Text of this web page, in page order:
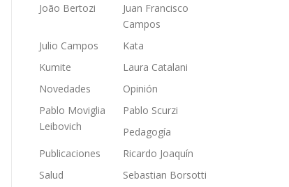
João Bertozi
Juan Francisco
Campos
Julio Campos
Kata
Kumite
Laura Catalani
Novedades
Opinión
Pablo Moviglia
Leibovich
Pablo Scurzi
Pedagogía
Publicaciones
Ricardo Joaquín
Salud
Sebastian Borsotti